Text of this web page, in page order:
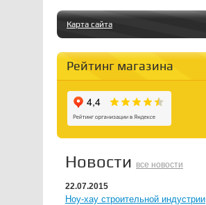
Карта сайта
Рейтинг магазина
Новости все новости
22.07.2015
Ноу-хау строительной индустрии